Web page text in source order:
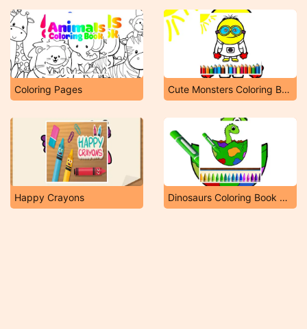
Coloring Pages Cute Monsters Coloring Book
Happy Crayons Dinosaurs Coloring Book Part I